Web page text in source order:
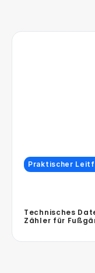
Praktischer
Technisches
Zähler für